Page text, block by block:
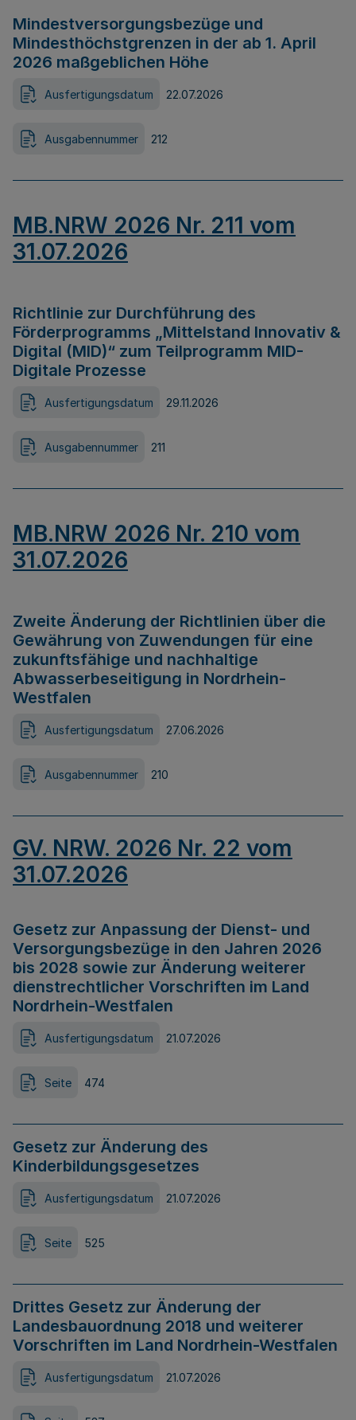
Mindestversorgungsbezüge und
Mindesthöchstgrenzen in der ab 1. April
2026 maßgeblichen Höhe
Ausfertigungsdatum 22.07.2026
Ausgabennummer 212
MB.NRW 2026 Nr. 211 vom
31.07.2026
Richtlinie zur Durchführung des
Förderprogramms „Mittelstand Innovativ &
Digital (MID)“ zum Teilprogramm MID-
Digitale Prozesse
Ausfertigungsdatum 29.11.2026
Ausgabennummer 211
MB.NRW 2026 Nr. 210 vom
31.07.2026
Zweite Änderung der Richtlinien über die
Gewährung von Zuwendungen für eine
zukunftsfähige und nachhaltige
Abwasserbeseitigung in Nordrhein-
Westfalen
Ausfertigungsdatum 27.06.2026
Ausgabennummer 210
GV. NRW. 2026 Nr. 22 vom
31.07.2026
Gesetz zur Anpassung der Dienst- und
Versorgungsbezüge in den Jahren 2026
bis 2028 sowie zur Änderung weiterer
dienstrechtlicher Vorschriften im Land
Nordrhein-Westfalen
Ausfertigungsdatum 21.07.2026
Seite 474
Gesetz zur Änderung des
Kinderbildungsgesetzes
Ausfertigungsdatum 21.07.2026
Seite 525
Drittes Gesetz zur Änderung der
Landesbauordnung 2018 und weiterer
Vorschriften im Land Nordrhein-Westfalen
Ausfertigungsdatum 21.07.2026